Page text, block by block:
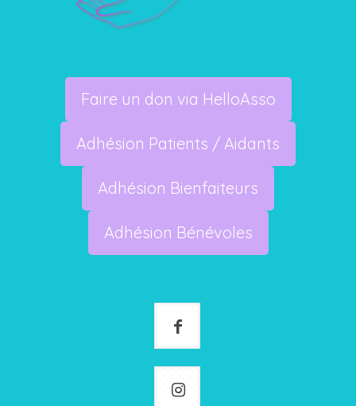
Faire un don via HelloAsso
Adhésion Patients / Aidants
Adhésion Bienfaiteurs
Adhésion Bénévoles